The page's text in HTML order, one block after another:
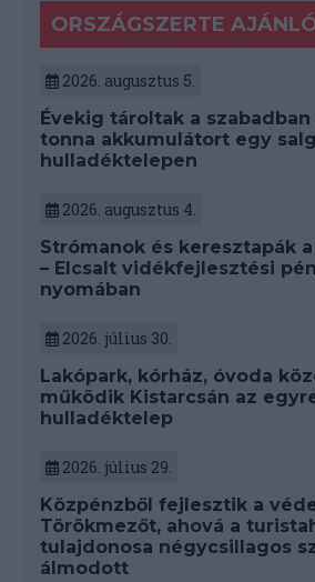
ORSZÁGSZERTE
2026. augusztus 5.
Évekig tároltak a szabadban
tonna akkumulátort egy
hulladéktelepen
2026. augusztus 4.
Strómanok és keresztapák
– Elcsalt vidékfejlesztési
nyomában
2026. július 30.
Lakópark, kórház, óvoda
működik Kistarcsán az
hulladéktelep
2026. július 29.
Közpénzből fejlesztik a
Törökmezőt, ahová a
tulajdonosa négycsillagos
álmodott